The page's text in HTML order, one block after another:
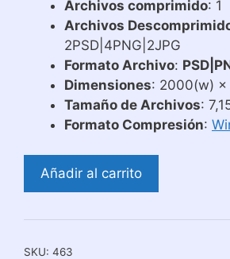
Archivos comprimido: 1
Archivos
2PSD|4PNG|2JPG
Formato Archivo:
Dimensiones: 2000(w) ×
Tamaño de Archivos:
Formato Compresión:
Diseños
Tazas
Añadir al carrito
SKU: 463